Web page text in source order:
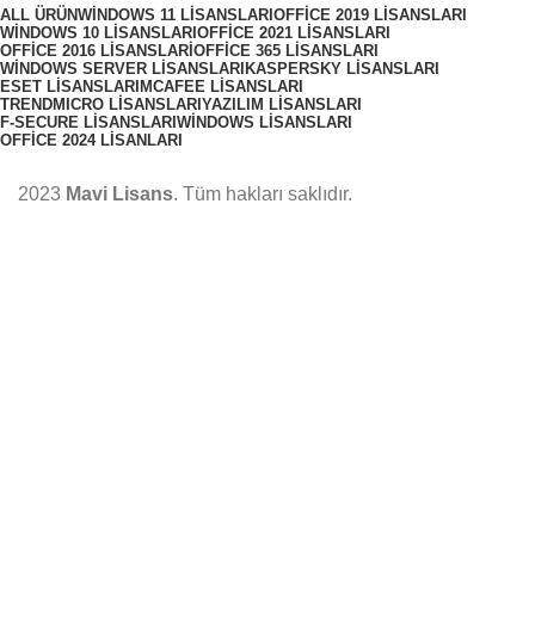
ALL ÜRÜNWINDOWS 11 LISANSLARIOFFICE 2019 LISANSLARI
WINDOWS 10 LISANSLARIOFFICE 2021 LISANSLARI
OFFICE 2016 LISANSLARIOFFICE 365 LISANSLARI
WINDOWS SERVER LISANSLARI KASPERSKY LISANSLARI
ESET LISANSLARI MCAFEE LISANSLARI
TRENDMICRO LISANSLARIYAZILIM LISANSLARI
F-SECURE LISANSLARIWINDOWS LISANSLARI
OFFICE 2024 LISANLARI
2023 Mavi Lisans. Tüm hakları saklıdır.